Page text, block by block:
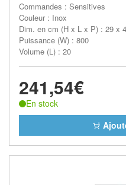
Commandes : Sensitives
Couleur : Inox
Dim. en cm (H x L x P) : 29 x
Puissance (W) : 800
Volume (L) : 20
241,54€
En stock